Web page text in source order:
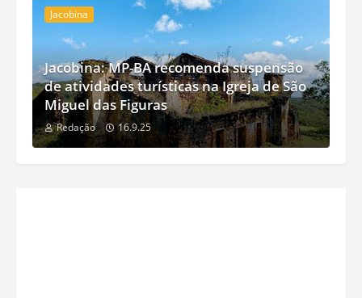
Jacobina
Jacobina: MP-BA recomenda suspensão
de atividades turísticas na Igreja de São
Miguel das Figuras
Redação 16.9.25